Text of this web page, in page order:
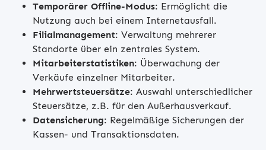
Temporärer Offline-Modus: Ermöglicht die
Nutzung auch bei einem Internetausfall.
Filialmanagement: Verwaltung mehrerer
Standorte über ein zentrales System.
Mitarbeiterstatistiken: Überwachung der
Verkäufe einzelner Mitarbeiter.
Mehrwertsteuersätze: Auswahl unterschiedlicher
Steuersätze, z.B. für den Außerhausverkauf.
Datensicherung: Regelmäßige Sicherungen der
Kassen- und Transaktionsdaten.